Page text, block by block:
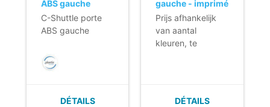
ABS gauche
C-Shuttle porte
ABS gauche
DÉTAILS
gauche - imprimé
private label
Prijs afhankelijk
van aantal
kleuren, te
DÉTAILS